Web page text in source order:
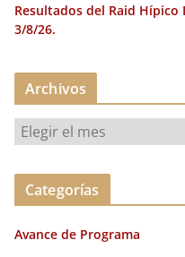
Resultados del Raid Hípico
3/8/26.
Archivos
r
c
v
Categorías
Avance de Programa